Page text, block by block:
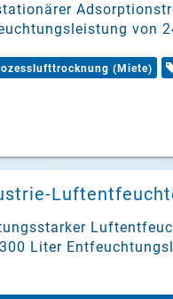
von
(Miete)
Liter